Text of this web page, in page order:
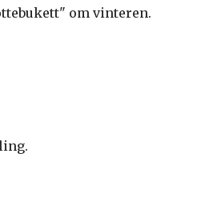
om vinteren.